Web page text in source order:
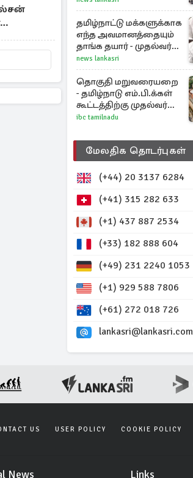
நெருக்கடியில் மத்திய
கிழக்கு
தமிழ்நாட்டு மக்களுக்காக
எந்த அவமானத்தையும்
தாங்க தயார் - முதல்வர்
விஜய்
news lankasri
தொகுதி மறுவரையறை
- தமிழ்நாடு எம்.பி.க்கள்
கூட்டத்திற்கு முதல்வர்
விஜய் அழைப்பு
ibc tamilnadu
மேலதிக தொடர்புகள்
(+44) 20 3137 6284
(+41) 315 282 633
(+1) 437 887 2534
(+33) 182 888 604
(+49) 231 2240 1053
(+1) 929 588 7806
(+61) 272 018 726
lankasri@lankasri.com
US USER POLICY COOKIE POLICY
News Links